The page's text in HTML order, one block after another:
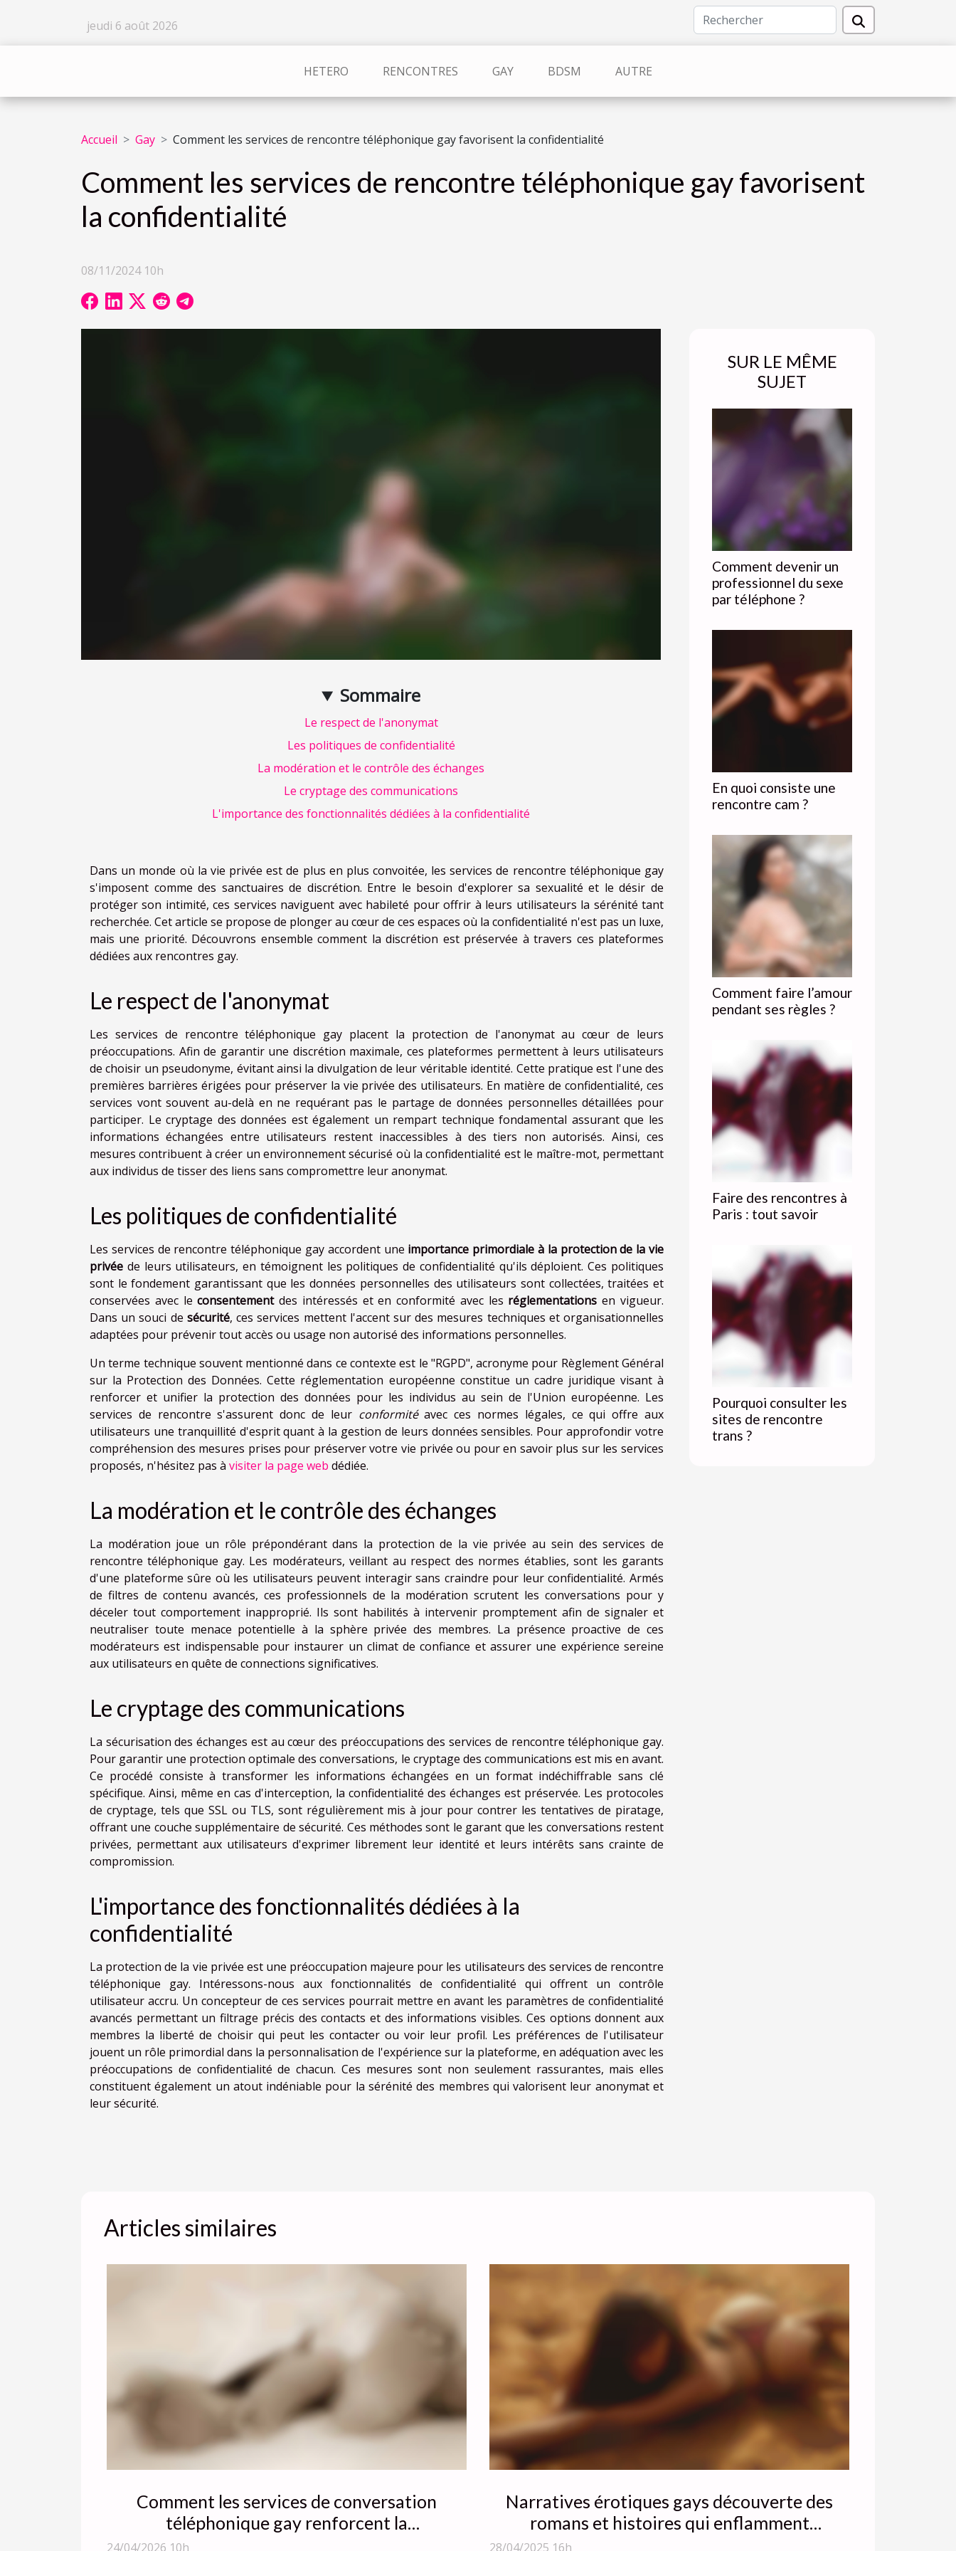
jeudi 6 août 2026
HETERO RENCONTRES GAY BDSM AUTRE
Accueil Gay Comment les services de rencontre téléphonique gay favorisent la confidentialité
Comment les services de rencontre téléphonique gay favorisent
la confidentialité
08/11/2024 10h
Sommaire
Le respect de l'anonymat
Les politiques de confidentialité
La modération et le contrôle des échanges
Le cryptage des communications
L'importance des fonctionnalités dédiées à la confidentialité
Dans un monde où la vie privée est de plus en plus convoitée, les services de rencontre téléphonique gay
s'imposent comme des sanctuaires de discrétion. Entre le besoin d'explorer sa sexualité et le désir de
protéger son intimité, ces services naviguent avec habileté pour offrir à leurs utilisateurs la sérénité tant
recherchée. Cet article se propose de plonger au cœur de ces espaces où la confidentialité n'est pas un luxe,
mais une priorité. Découvrons ensemble comment la discrétion est préservée à travers ces plateformes
dédiées aux rencontres gay.
Le respect de l'anonymat
Les services de rencontre téléphonique gay placent la protection de l'anonymat au cœur de leurs
préoccupations. Afin de garantir une discrétion maximale, ces plateformes permettent à leurs utilisateurs
de choisir un pseudonyme, évitant ainsi la divulgation de leur véritable identité. Cette pratique est l'une des
premières barrières érigées pour préserver la vie privée des utilisateurs. En matière de confidentialité, ces
services vont souvent au-delà en ne requérant pas le partage de données personnelles détaillées pour
participer. Le cryptage des données est également un rempart technique fondamental assurant que les
informations échangées entre utilisateurs restent inaccessibles à des tiers non autorisés. Ainsi, ces
mesures contribuent à créer un environnement sécurisé où la confidentialité est le maître-mot, permettant
aux individus de tisser des liens sans compromettre leur anonymat.
Les politiques de confidentialité
Les services de rencontre téléphonique gay accordent une importance primordiale à la protection de la vie
privée de leurs utilisateurs, en témoignent les politiques de confidentialité qu'ils déploient. Ces politiques
sont le fondement garantissant que les données personnelles des utilisateurs sont collectées, traitées et
conservées avec leconsentementdes intéressés et en conformité avec les réglementations en vigueur.
Dans un souci de sécurité, ces services mettent l'accent sur des mesures techniques et organisationnelles
adaptées pour prévenir tout accès ou usage non autorisé des informations personnelles.
Un terme technique souvent mentionné dans ce contexte est le "RGPD", acronyme pour Règlement Général
sur la Protection des Données. Cette réglementation européenne constitue un cadre juridique visant à
renforcer et unifier la protection des données pour les individus au sein de l'Union européenne. Les
services de rencontre s'assurent donc de leur conformitéavec ces normes légales, ce qui offre aux
utilisateurs une tranquillité d'esprit quant à la gestion de leurs données sensibles. Pour approfondir votre
compréhension des mesures prises pour préserver votre vie privée ou pour en savoir plus sur les services
proposés, n'hésitez pas à visiter la page web dédiée.
La modération et le contrôle des échanges
La modération joue un rôle prépondérant dans la protection de la vie privée au sein des services de
rencontre téléphonique gay. Les modérateurs, veillant au respect des normes établies, sont les garants
d'une plateforme sûre où les utilisateurs peuvent interagir sans craindre pour leur confidentialité. Armés
de filtres de contenu avancés, ces professionnels de la modération scrutent les conversations pour y
déceler tout comportement inapproprié. Ils sont habilités à intervenir promptement afin de signaler et
neutraliser toute menace potentielle à la sphère privée des membres. La présence proactive de ces
modérateurs est indispensable pour instaurer un climat de confiance et assurer une expérience sereine
aux utilisateurs en quête de connections significatives.
Le cryptage des communications
La sécurisation des échanges est au cœur des préoccupations des services de rencontre téléphonique gay.
Pour garantir une protection optimale des conversations, le cryptage des communications est mis en avant.
Ce procédé consiste à transformer les informations échangées en un format indéchiffrable sans clé
spécifique. Ainsi, même en cas d'interception, la confidentialité des échanges est préservée. Les protocoles
de cryptage, tels que SSL ou TLS, sont régulièrement mis à jour pour contrer les tentatives de piratage,
offrant une couche supplémentaire de sécurité. Ces méthodes sont le garant que les conversations restent
privées, permettant aux utilisateurs d'exprimer librement leur identité et leurs intérêts sans crainte de
compromission.
L'importance des fonctionnalités dédiées à la
confidentialité
La protection de la vie privée est une préoccupation majeure pour les utilisateurs des services de rencontre
téléphonique gay. Intéressons-nous aux fonctionnalités de confidentialité qui offrent un contrôle
utilisateur accru. Un concepteur de ces services pourrait mettre en avant les paramètres de confidentialité
avancés permettant un filtrage précis des contacts et des informations visibles. Ces options donnent aux
membres la liberté de choisir qui peut les contacter ou voir leur profil. Les préférences de l'utilisateur
jouent un rôle primordial dans la personnalisation de l'expérience sur la plateforme, en adéquation avec les
préoccupations de confidentialité de chacun. Ces mesures sont non seulement rassurantes, mais elles
constituent également un atout indéniable pour la sérénité des membres qui valorisent leur anonymat et
leur sécurité.
SUR LE MÊME
SUJET
Comment devenir un
professionnel du sexe
par téléphone ?
En quoi consiste une
rencontre cam ?
Comment faire l’amour
pendant ses règles ?
Faire des rencontres à
Paris : tout savoir
Pourquoi consulter les
sites de rencontre
trans ?
Articles similaires
Comment les services de conversation
téléphonique gay renforcent la
24/04/2026 10h
Narratives érotiques gays découverte des
romans et histoires qui enflamment
28/04/2025 16h